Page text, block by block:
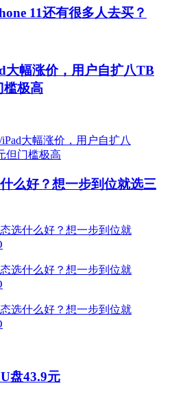
11还有很多人去买？
大幅涨价，用户自扩八TB
槛极高
么好？想一步到位就选三
盘43.9元